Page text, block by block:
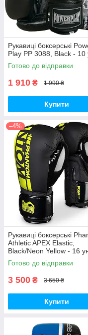
Рукавиці боксерські
Play PP 3088, Black - 10
Готово до відправки
1 910 ₴ 1 990 ₴
Купити
–4%
Рукавиці боксерські
Athletic APEX Elastic,
Black/Neon Yellow - 16
Готово до відправки
3 500 ₴ 3 650 ₴
Купити